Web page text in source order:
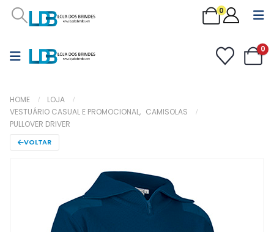
0
0
HOME
LOJA
VESTUÁRIO CASUAL E PROMOCIONAL, CAMISOLAS
PULLOVER DRIVER
VOLTAR